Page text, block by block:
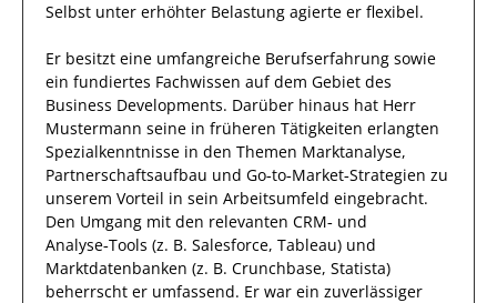
Selbst unter erhöhter Belastung agierte er flexibel.
Er besitzt eine umfangreiche Berufserfahrung sowie
ein fundiertes Fachwissen auf dem Gebiet des
Business Developments. Darüber hinaus hat Herr
Mustermann seine in früheren Tätigkeiten erlangten
Spezialkenntnisse in den Themen Marktanalyse,
Partnerschaftsaufbau und Go‑to‑Market‑Strategien zu
unserem Vorteil in sein Arbeitsumfeld eingebracht.
Den Umgang mit den relevanten CRM‑ und
Analyse‑Tools (z. B. Salesforce, Tableau) und
Marktdatenbanken (z. B. Crunchbase, Statista)
beherrscht er umfassend. Er war ein zuverlässiger